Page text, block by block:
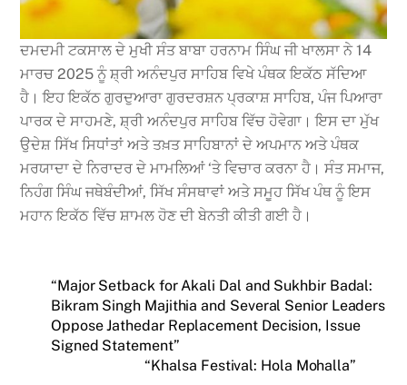
ਦਮਦਮੀ ਟਕਸਾਲ ਦੇ ਮੁਖੀ ਸੰਤ ਬਾਬਾ ਹਰਨਾਮ ਸਿੰਘ ਜੀ ਖਾਲਸਾ ਨੇ 14
ਮਾਰਚ 2025 ਨੂੰ ਸ਼੍ਰੀ ਅਨੰਦਪੁਰ ਸਾਹਿਬ ਵਿਖੇ ਪੰਥਕ ਇਕੱਠ ਸੱਦਿਆ
ਹੈ। ਇਹ ਇਕੱਠ ਗੁਰਦੁਆਰਾ ਗੁਰਦਰਸ਼ਨ ਪ੍ਰਕਾਸ਼ ਸਾਹਿਬ, ਪੰਜ ਪਿਆਰਾ
ਪਾਰਕ ਦੇ ਸਾਹਮਣੇ, ਸ਼੍ਰੀ ਅਨੰਦਪੁਰ ਸਾਹਿਬ ਵਿੱਚ ਹੋਵੇਗਾ। ਇਸ ਦਾ ਮੁੱਖ
ਉਦੇਸ਼ ਸਿੱਖ ਸਿਧਾਂਤਾਂ ਅਤੇ ਤਖ਼ਤ ਸਾਹਿਬਾਨਾਂ ਦੇ ਅਪਮਾਨ ਅਤੇ ਪੰਥਕ
ਮਰਯਾਦਾ ਦੇ ਨਿਰਾਦਰ ਦੇ ਮਾਮਲਿਆਂ ‘ਤੇ ਵਿਚਾਰ ਕਰਨਾ ਹੈ। ਸੰਤ ਸਮਾਜ,
ਨਿਹੰਗ ਸਿੰਘ ਜਥੇਬੰਦੀਆਂ, ਸਿੱਖ ਸੰਸਥਾਵਾਂ ਅਤੇ ਸਮੂਹ ਸਿੱਖ ਪੰਥ ਨੂੰ ਇਸ
ਮਹਾਨ ਇਕੱਠ ਵਿੱਚ ਸ਼ਾਮਲ ਹੋਣ ਦੀ ਬੇਨਤੀ ਕੀਤੀ ਗਈ ਹੈ।
“Major Setback for Akali Dal and Sukhbir Badal:
Bikram Singh Majithia and Several Senior Leaders
Oppose Jathedar Replacement Decision, Issue
Signed Statement”
“Khalsa Festival: Hola Mohalla”